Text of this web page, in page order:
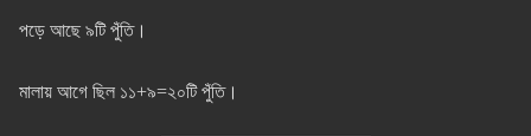
পড়ে আছে ৯টি পুঁতি।
মালায় আগে ছিল ১১+৯=২০টি পুঁতি।